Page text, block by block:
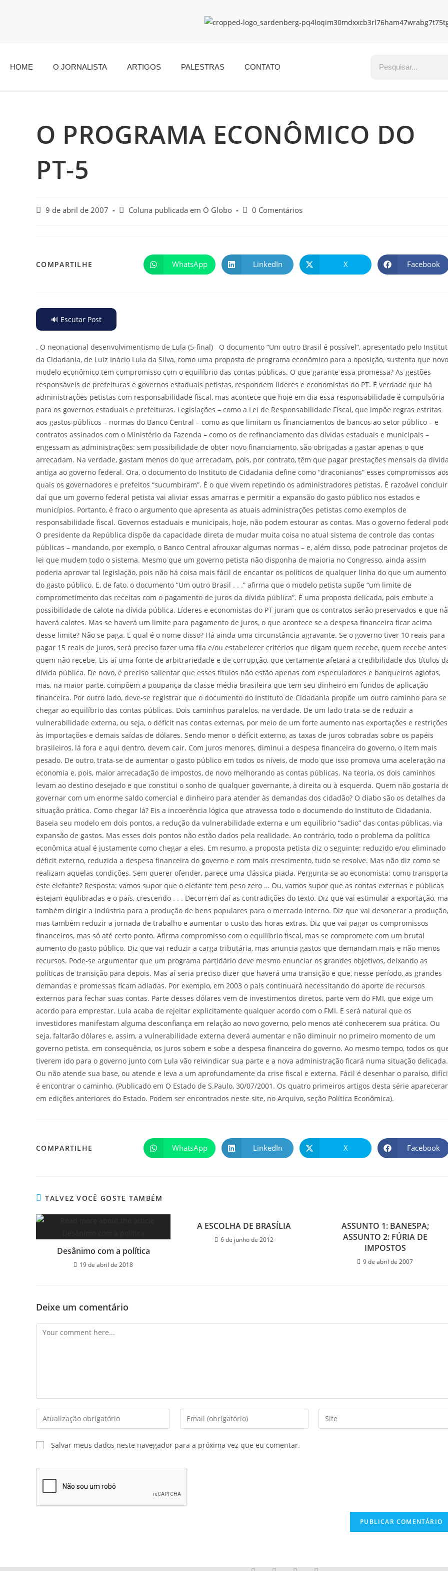
HOME O JORNALISTA ARTIGOS PALESTRAS CONTATO
O PROGRAMA ECONÔMICO DO
PT-5
9 de abril de 2007 Coluna publicada em O Globo 0 Comentários
COMPARTILHE WhatsApp LinkedIn X Facebook
🔊 Escutar Post
. O neonacional desenvolvimentismo de Lula (5-final) O documento “Um outro Brasil é possível”, apresentado pelo
da Cidadania, de Luiz Inácio Lula da Silva, como uma proposta de programa econômico para a oposição, sustenta que novo
modelo econômico tem compromisso com o equilíbrio das contas públicas. O que garante essa promessa? As gestões
responsáveis de prefeituras e governos estaduais petistas, respondem líderes e economistas do PT. É verdade que há
administrações petistas com responsabilidade fiscal, mas acontece que hoje em dia essa responsabilidade é compulsória
para os governos estaduais e prefeituras. Legislações – como a Lei de Responsabilidade Fiscal, que impõe regras estritas
aos gastos públicos – normas do Banco Central – como as que limitam os financiamentos de bancos ao setor público – e
contratos assinados com o Ministério da Fazenda – como os de refinanciamento das dívidas estaduais e municipais –
engessam as administrações: sem possibilidade de obter novo financiamento, são obrigadas a gastar apenas o que
arrecadam. Na verdade, gastam menos do que arrecadam, pois, por contrato, têm que pagar prestações mensais da dívida
antiga ao governo federal. Ora, o documento do Instituto de Cidadania define como “draconianos” esses compromissos aos
quais os governadores e prefeitos “sucumbiram”. É o que vivem repetindo os administradores petistas. É razoável concluir
daí que um governo federal petista vai aliviar essas amarras e permitir a expansão do gasto público nos estados e
municípios. Portanto, é fraco o argumento que apresenta as atuais administrações petistas como exemplos de
responsabilidade fiscal. Governos estaduais e municipais, hoje, não podem estourar as contas. Mas o governo federal
O presidente da República dispõe da capacidade direta de mudar muita coisa no atual sistema de controle das contas
públicas – mandando, por exemplo, o Banco Central afrouxar algumas normas – e, além disso, pode patrocinar projetos de
lei que mudem todo o sistema. Mesmo que um governo petista não disponha de maioria no Congresso, ainda assim
poderia aprovar tal legislação, pois não há coisa mais fácil de encantar os políticos de qualquer linha do que um aumento
do gasto público. E, de fato, o documento “Um outro Brasil . . .” afirma que o modelo petista supõe “um limite de
comprometimento das receitas com o pagamento de juros da dívida pública”. É uma proposta delicada, pois embute a
possibilidade de calote na dívida pública. Líderes e economistas do PT juram que os contratos serão preservados e que
haverá calotes. Mas se haverá um limite para pagamento de juros, o que acontece se a despesa financeira ficar acima
desse limite? Não se paga. E qual é o nome disso? Há ainda uma circunstância agravante. Se o governo tiver 10 reais para
pagar 15 reais de juros, será preciso fazer uma fila e/ou estabelecer critérios que digam quem recebe, quem recebe antes
quem não recebe. Eis aí uma fonte de arbitrariedade e de corrupção, que certamente afetará a credibilidade dos títulos
dívida pública. De novo, é preciso salientar que esses títulos não estão apenas com especuladores e banqueiros agiotas,
mas, na maior parte, compõem a poupança da classe média brasileira que tem seu dinheiro em fundos de aplicação
financeira. Por outro lado, deve-se registrar que o documento do Instituto de Cidadania propõe um outro caminho para se
chegar ao equilíbrio das contas públicas. Dois caminhos paralelos, na verdade. De um lado trata-se de reduzir a
vulnerabilidade externa, ou seja, o déficit nas contas externas, por meio de um forte aumento nas exportações e restrições
às importações e demais saídas de dólares. Sendo menor o déficit externo, as taxas de juros cobradas sobre os papéis
brasileiros, lá fora e aqui dentro, devem cair. Com juros menores, diminui a despesa financeira do governo, o item mais
pesado. De outro, trata-se de aumentar o gasto público em todos os níveis, de modo que isso promova uma aceleração na
economia e, pois, maior arrecadação de impostos, de novo melhorando as contas públicas. Na teoria, os dois caminhos
levam ao destino desejado e que constitui o sonho de qualquer governante, à direita ou à esquerda. Quem não gostaria
governar com um enorme saldo comercial e dinheiro para atender às demandas dos cidadão? O diabo são os detalhes da
situação prática. Como chegar lá? Eis a incoerência lógica que atravessa todo o documendo do Instituto de Cidadania.
Baseia seu modelo em dois pontos, a redução da vulnerabilidade externa e um equilíbrio “sadio” das contas públicas, via
expansão de gastos. Mas esses dois pontos não estão dados pela realidade. Ao contrário, todo o problema da política
econômica atual é justamente como chegar a eles. Em resumo, a proposta petista diz o seguinte: reduzido e/ou eliminado
déficit externo, reduzida a despesa financeira do governo e com mais crescimento, tudo se resolve. Mas não diz como se
realizam aquelas condições. Sem querer ofender, parece uma clássica piada. Pergunta-se ao economista: como
este elefante? Resposta: vamos supor que o elefante tem peso zero … Ou, vamos supor que as contas externas e públicas
estejam equlibradas e o país, crescendo . . . Decorrem daí as contradições do texto. Diz que vai estimular a exportação,
também dirigir a indústria para a produção de bens populares para o mercado interno. Diz que vai desonerar a produção,
mas também reduzir a jornada de trabalho e aumentar o custo das horas extras. Diz que vai pagar os compromissos
financeiros, mas só até certo ponto. Afirma compromisso com o equilíbrio fiscal, mas se compromete com um brutal
aumento do gasto público. Diz que vai reduzir a carga tributária, mas anuncia gastos que demandam mais e não menos
recursos. Pode-se argumentar que um programa partidário deve mesmo enunciar os grandes objetivos, deixando as
políticas de transição para depois. Mas aí seria preciso dizer que haverá uma transição e que, nesse período, as grandes
demandas e promessas ficam adiadas. Por exemplo, em 2003 o país continuará necessitando do aporte de recursos
externos para fechar suas contas. Parte desses dólares vem de investimentos diretos, parte vem do FMI, que exige um
acordo para emprestar. Lula acaba de rejeitar explicitamente qualquer acordo com o FMI. E será natural que os
investidores manifestam alguma desconfiança em relação ao novo governo, pelo menos até conhecerem sua prática. Ou
seja, faltarão dólares e, assim, a vulnerabilidade externa deverá aumentar e não diminuir no primeiro momento de um
governo petista. em consequência, os juros sobem e sobe a despesa financeira do governo. Ao mesmo tempo, todos os
tiverem ido para o governo junto com Lula vão reivindicar sua parte e a nova administração ficará numa situação delicada.
Ou não atende sua base, ou atende e leva a um aprofundamente da crise fiscal e externa. Fácil é desenhar o paraíso,
é encontrar o caminho. (Publicado em O Estado de S.Paulo, 30/07/2001. Os quatro primeiros artigos desta série
em edições anteriores do Estado. Podem ser encontrados neste site, no Arquivo, seção Política Econômica).
COMPARTILHE WhatsApp LinkedIn X Facebook
TALVEZ VOCÊ GOSTE TAMBÉM
Desânimo com a política
19 de abril de 2018
A ESCOLHA DE BRASÍLIA
6 de junho de 2012
ASSUNTO 1: BANESPA;
ASSUNTO 2: FÚRIA DE
IMPOSTOS
9 de abril de 2007
Deixe um comentário
Salvar meus dados neste navegador para a próxima vez que eu comentar.